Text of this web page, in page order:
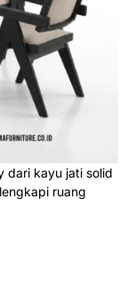
dari kayu jati solid
ruang